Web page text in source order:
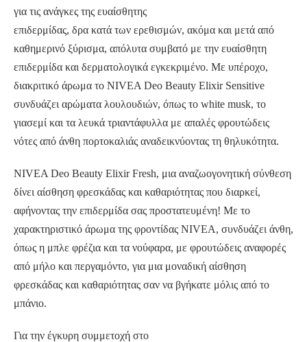
για τις ανάγκες της ευαίσθητης
επιδερμίδας, δρα κατά των ερεθισμών, ακόμα και μετά από
καθημερινό ξύρισμα, απόλυτα συμβατό με την ευαίσθητη
επιδερμίδα και δερματολογικά εγκεκριμένο. Με υπέροχο,
διακριτικό άρωμα το NIVEA Deo Beauty Elixir Sensitive
συνδυάζει αρώματα λουλουδιών, όπως το white musk, το
γιασεμί και τα λευκά τριαντάφυλλα με απαλές φρουτώδεις
νότες από άνθη πορτοκαλιάς αναδεικνύοντας τη θηλυκότητα.
NIVEA Deo Beauty Elixir Fresh, μια αναζωογονητική σύνθεση
δίνει αίσθηση φρεσκάδας και καθαριότητας που διαρκεί,
αφήνοντας την επιδερμίδα σας προστατευμένη! Με το
χαρακτηριστικό άρωμα της φροντίδας NIVEA, συνδυάζει άνθη,
όπως η μπλε φρέζια και τα νούφαρα, με φρουτώδεις αναφορές
από μήλο και περγαμόντο, για μια μοναδική αίσθηση
φρεσκάδας και καθαριότητας σαν να βγήκατε μόλις από το
μπάνιο.
Για την έγκυρη συμμετοχή στο